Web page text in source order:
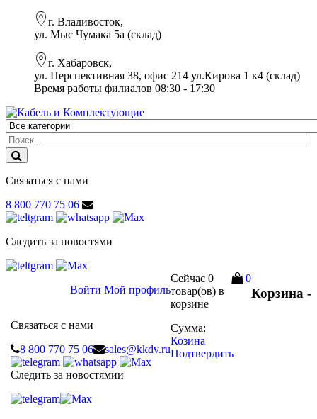
г. Владивосток,
ул. Мыс Чумака 5а (склад)
г. Хабаровск,
ул. Перспективная 38, офис 214 ул.Кирова 1 к4 (склад)
Время работы филиалов 08:30 - 17:30
Связаться с нами
8 800 770 75 06
Следить за новостями
Корзина -
0
Сейчас 0
товар(ов) в
корзине
Сумма:
Козина
Подтвердить
Войти Мой профиль
Связаться с нами
8 800 770 75 06
sales@kkdv.ru
Следить за новостямии